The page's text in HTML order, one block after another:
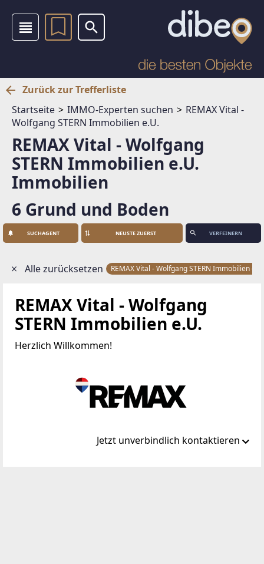
Zurück zur Trefferliste
Startseite
IMMO-Experten suchen
REMAX Vital -
Wolfgang STERN Immobilien e.U.
REMAX Vital - Wolfgang
STERN Immobilien e.U.
Immobilien
6 Grund und Boden
SUCHAGENT VERFEINERN
Alle zurücksetzen REMAX Vital - Wolfgang STERN Immobilien
REMAX Vital - Wolfgang
STERN Immobilien e.U.
Herzlich Willkommen!
Jetzt unverbindlich kontaktieren